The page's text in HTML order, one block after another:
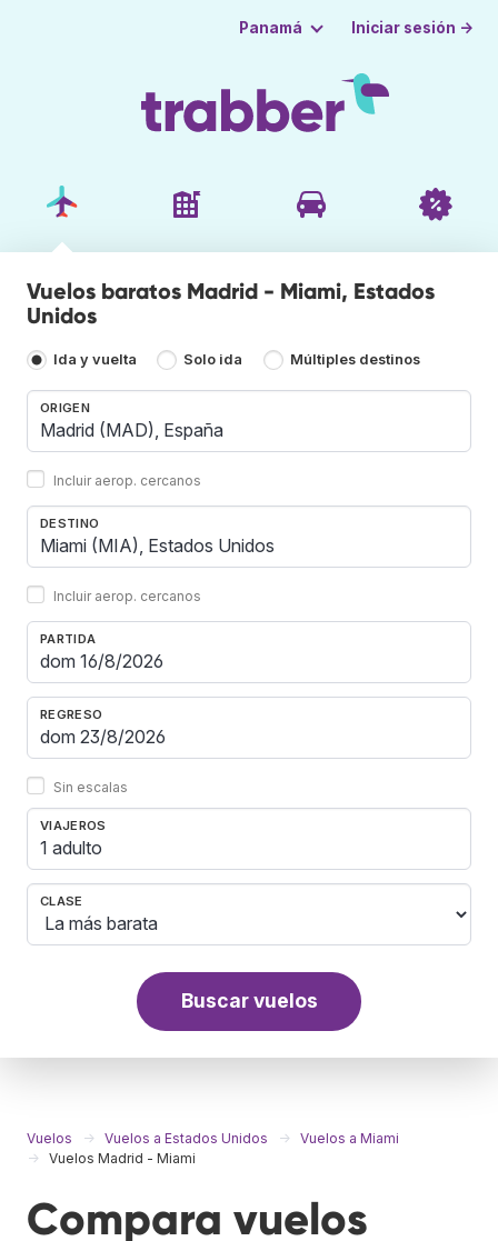
Panamá Iniciar sesión →
Vuelos baratos Madrid - Miami, Estados
Unidos
Ida y vuelta Solo ida Múltiples destinos
ORIGEN
Incluir aerop. cercanos
DESTINO
Incluir aerop. cercanos
PARTIDA
REGRESO
Sin escalas
VIAJEROS
1 adulto
CLASE
Buscar vuelos
Vuelos Vuelos a Estados Unidos
Vuelos a Miami
Vuelos Madrid - Miami
Compara vuelos